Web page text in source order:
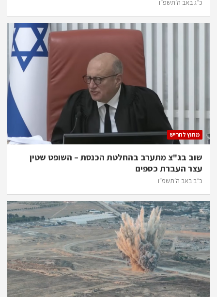
כ״ג באב ה׳תשפ״ו
מחוץ לחריש
שוב בג"צ מתערב בהחלטת הכנסת – השופט שטין
עצר העברת כספים
כ״ב באב ה׳תשפ״ו